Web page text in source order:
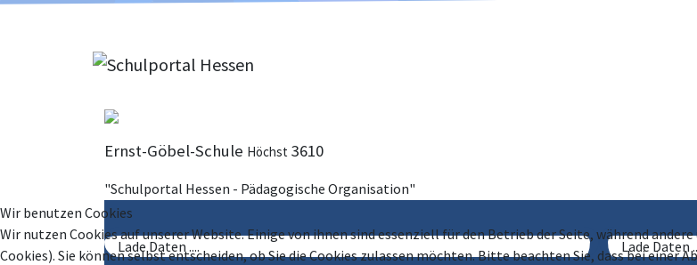
Ernst-Göbel-Schule Höchst 3610
"Schulportal Hessen - Pädagogische Organisation"
Lade Daten ....
Lade Daten
Wir benutzen Cookies
Wir nutzen Cookies auf unserer Website. Einige von ihnen sind essenziell für den Betrieb der Seite, während
Cookies). Sie können selbst entscheiden, ob Sie die Cookies zulassen möchten. Bitte beachten Sie, dass bei